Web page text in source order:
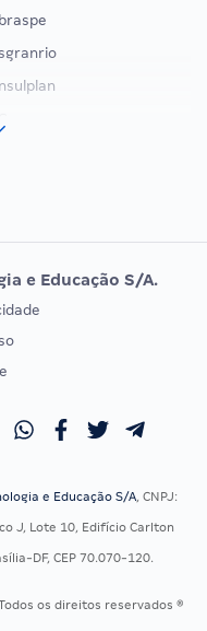
DE ORDEM
OAB
e Educação S/A.
e Educação S/A, CNPJ:
J, Lote 10, Edifício Carlton
DF, CEP 70.070-120.
os direitos reservados ®